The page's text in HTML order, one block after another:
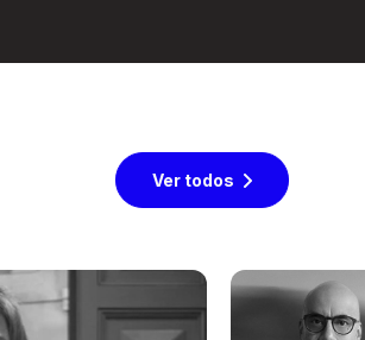
Ver todos